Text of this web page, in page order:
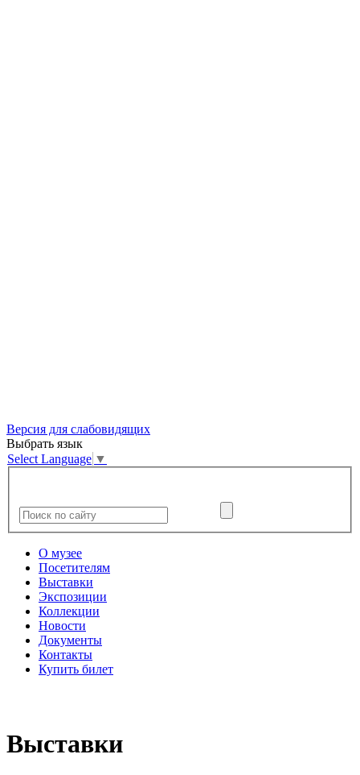
Версия для слабовидящих
Выбрать язык
Select Language ▼
О музее
Посетителям
Выставки
Экспозиции
Коллекции
Новости
Документы
Контакты
Купить билет
Выставки